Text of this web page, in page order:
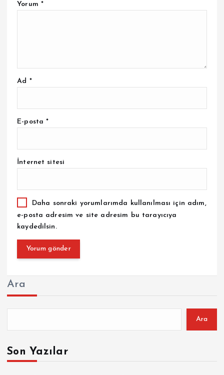
Yorum *
Ad *
E-posta*
İnternet sitesi
Daha sonraki yorumlarımda kullanılması için adım,
e-posta adresim ve site adresim bu tarayıcıya
kaydedilsin.
Ara
Ara
Son Yazılar